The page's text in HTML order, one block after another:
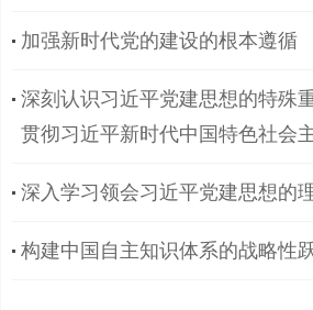
加强新时代党的建设的根本遵循
深刻认识习近平党建思想的特殊
贯彻习近平新时代中国特色社会
深入学习领会习近平党建思想的
构建中国自主知识体系的战略性